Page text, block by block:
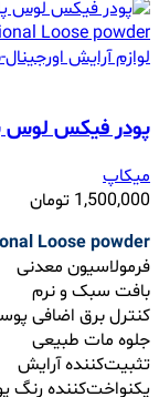
پودر فیکس لوس
میکاپ
1,500,000 تومان
Loose powder
فرمولاسیون معدنی
بافت سبک و نرم
کنترل برق اضافی
جلوه مات طبیعی
تثبیت‌کننده آرایش
یکنواخت‌کننده رنگ